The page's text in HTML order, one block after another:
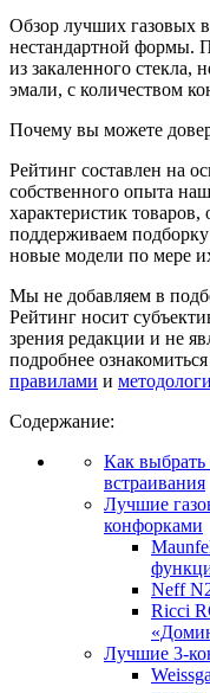
Обзор лучших газовых
нестандартной формы.
из закаленного стекла,
эмали, с количеством
Почему вы можете
Рейтинг составлен на
собственного опыта
характеристик
поддерживаем
новые модели по мере
Мы не добавляем в
Рейтинг носит
зрения редакции и не
подробнее
правилами и
Содержание:
Как
встраивания
Лучшие
конфорками
Neff
Ricci
Лучшие 3-